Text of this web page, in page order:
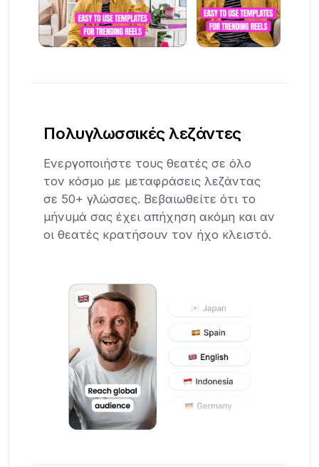
Πολυγλωσσικές λεζάντες
Ενεργοποιήστε τους θεατές σε όλο
τον κόσμο με μεταφράσεις λεζάντας
σε 50+ γλώσσες. Βεβαιωθείτε ότι το
μήνυμά σας έχει απήχηση ακόμη και αν
οι θεατές κρατήσουν τον ήχο κλειστό.